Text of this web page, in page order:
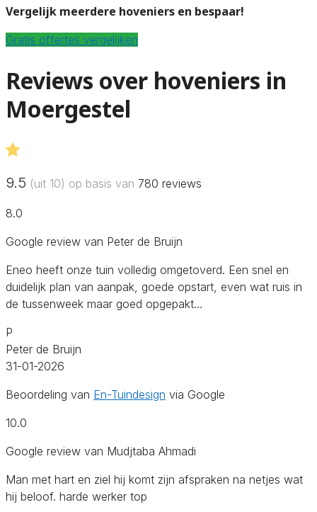
Vergelijk meerdere hoveniers en bespaar!
Gratis offertes vergelijken
Reviews over hoveniers in
Moergestel
9.5 (uit 10) op basis van 780 reviews
8.0
Google review van Peter de Bruijn
Eneo heeft onze tuin volledig omgetoverd. Een snel en
duidelijk plan van aanpak, goede opstart, even wat ruis in
de tussenweek maar goed opgepakt…
P
Peter de Bruijn
31-01-2026
Beoordeling van En-Tuindesign via Google
10.0
Google review van Mudjtaba Ahmadi
Man met hart en ziel hij komt zijn afspraken na netjes wat
hij beloof. harde werker top